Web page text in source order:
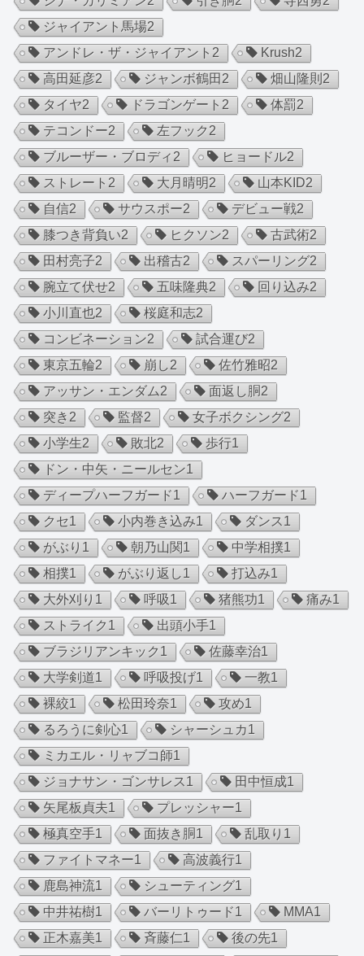
ジャイアント馬場2
アンドレ・ザ・ジャイアント 2 Krush2
高田延彦2 ジャンボ鶴田 2 畑山隆則 2
タイヤ2 ドラゴンゲート 2 体罰2
テコンドー2 左フック2
ブルーザー・ブロディ 2 ヒョードル2
ストレート 2 大月晴明2 山本KID2
自信2 サウスポー2 デビュー戦2
膝つき背負い2 ヒクソン2 古武術2
田村亮子2 出稽古2 スパーリング2
腕立て伏せ2 五味隆典2 回り込み2
小川直也2 桜庭和志2
コンビネーション2 試合運び2
東京五輪2 崩し2 佐竹雅昭2
アッサン・エンダム2 面返し胴 2
突き 2 監督2 女子ボクシング2
小学生2 敗北2 歩行1
ドン・中矢・ニールセン1
ディープハーフガード1 ハーフガード1
クセ1 小内巻き込み1 ダンス1
がぶり 1 朝乃山関1 中学相撲1
相撲1 がぶり返し1 打込み1
大外刈り 1 呼吸1 猪熊功1 痛み1
ストライク1 出頭小手1
ブラジリアンキック1 佐藤幸治1
大学剣道1 呼吸投げ1 一教1
裸絞1 松田玲奈1 攻め1
るろうに剣心1 シャーシュカ1
ミカエル・リャブコ師1
ジョナサン・ゴンサレス1 田中恒成1
矢尾板貞夫1 プレッシャー1
極真空手1 面抜き胴 1 乱取り 1
ファイトマネー1 高波義行1
鹿島神流1 シューティング1
中井祐樹1 バーリトゥード1 MMA1
正木嘉美1 斉藤仁1 後の先1